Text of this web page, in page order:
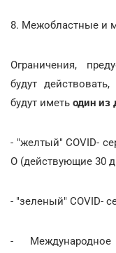
8. Межобластные и
Ограничения,
будут
будут иметь один из
- "желтый" COVID-
О (действующие 30
- "зеленый" COVID-
-